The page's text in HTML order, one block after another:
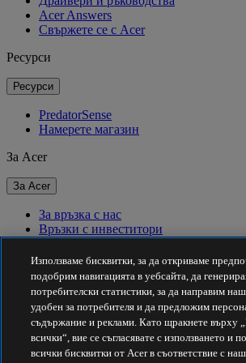
Acer Answers
Свържете се с Acer
Ресурси
Ресурси
PredatorSense
Намерете магазин
За Acer
За Acer
За връзка с нас
Връзки с инвеститори
Награди
Събития
Устойчивост
Устойчивост
Корпоративна социална отговорност
Използваме бисквитки, за да откриваме
подобрим навигацията в уебсайта, да
потребителски статистики, за да направим
удобен за потребителя и да предложим
съдържание и реклами. Като щракнете върху
всички“, вие се съгласявате с използването и
всички бисквитки от Acer в съответствие с